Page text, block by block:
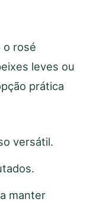
o rosé
leves ou
prática
versátil.
manter